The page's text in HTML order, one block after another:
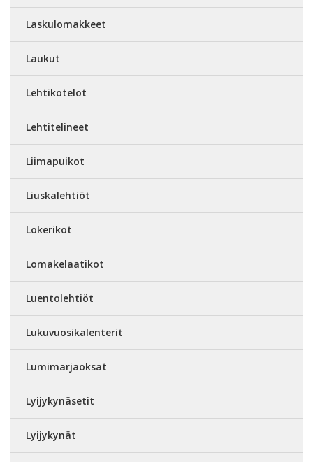
Laskulomakkeet
Laukut
Lehtikotelot
Lehtitelineet
Liimapuikot
Liuskalehtiöt
Lokerikot
Lomakelaatikot
Luentolehtiöt
Lukuvuosikalenterit
Lumimarjaoksat
Lyijykynäsetit
Lyijykynät